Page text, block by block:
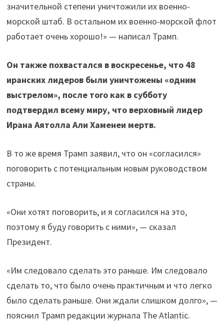
значительной степени уничтожили их военно-
морской штаб. В остальном их военно-морской флот
работает очень хорошо!» — написал Трамп.
Он также похвастался в воскресенье, что 48
иранских лидеров были уничтожены «одним
выстрелом», после того как в субботу
подтвердил всему миру, что верховный лидер
Ирана Аятолла Али Хаменеи мертв.
В то же время Трамп заявил, что он «согласился»
поговорить с потенциальным новым руководством
страны.
«Они хотят поговорить, и я согласился на это,
поэтому я буду говорить с ними», — сказал
Президент.
«Им следовало сделать это раньше. Им следовало
сделать то, что было очень практичным и что легко
было сделать раньше. Они ждали слишком долго», —
пояснил Трамп редакции журнала The Atlantic.